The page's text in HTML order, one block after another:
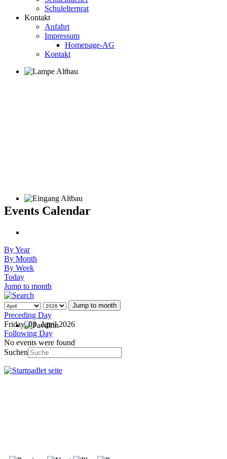
Schulelternrat
Kontakt
Anfahrt
Impressum
Homepage-AG
Kontakt
Events Calendar
By Year
By Month
By Week
Today
Jump to month
Jump to month
Preceding Day
Friday, 03. April 2026
Following Day
No events were found
Suchen